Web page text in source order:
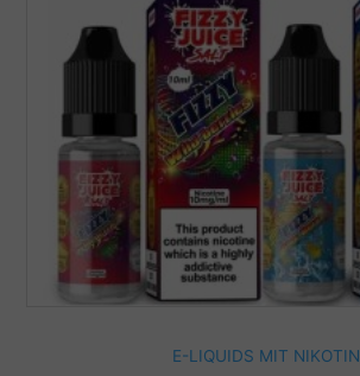
E-LIQUIDS MIT NIKOTIN